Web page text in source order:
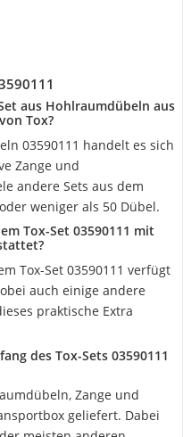
aus Hohlraumdübeln aus
Tox?
03590111 handelt es sich
Zange und
andere Sets aus dem
weniger als 50 Dübel.
Tox-Set 03590111 mit
Tox-Set 03590111 verfügt
auch einige andere
praktische Extra
des Tox-Sets 03590111
Zange und
geliefert. Dabei